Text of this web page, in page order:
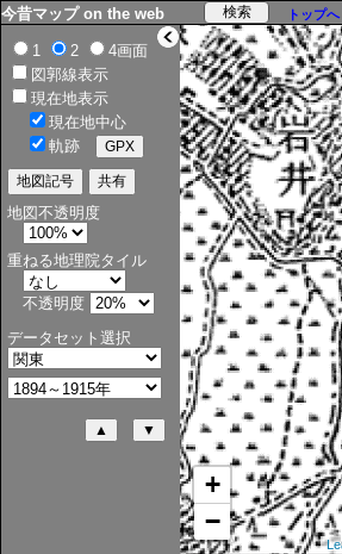
>
今昔マップ on the web トップへ
+
−
1 2
4画面
図郭線表示
現在地表示
現在地中心
軌跡
地図不透明度
重ねる地理院タイル
不透明度
データセット選択